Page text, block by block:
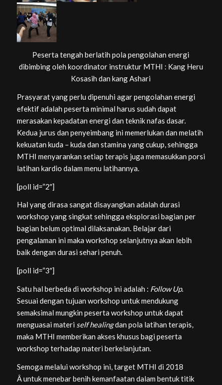
Peserta tengah berlatih pola pengolahan energi
dibimbing oleh koordinator instruktur MTHI : Kang Heru
Kosasih dan kang Ashari
Prasyarat yang perlu dipenuhi agar pengolahan energi
efektif adalah peserta minimal harus sudah dapat
merasakan kepadatan energi dan teknik nafas dasar.
Kedua jurus dan penyeimbang ini memerlukan dan melatih
kekuatan kuda – kuda dan stamina yang cukup, sehingga
MTHI menyarankan setiap terapis juga memasukkan porsi
latihan kardio dalam menu latihannya.
[poll id=”2″]
Hal yang dirasa sangat disayangkan adalah durasi
workshop yang singkat sehingga eksplorasi bagian per
bagian belum optimal dilaksanakan. Belajar dari
pengalaman ini maka workshop selanjutnya akan lebih
baik dengan durasi sehari penuh.
[poll id=”3″]
Satu hal berbeda di workshop ini adalah : Follow Up.
Sesuai dengan tujuan workshop untuk mendukung
semaksimal mungkin peserta workshop untuk dapat
menguasai materi self healingdan pola latihan terapis,
maka MTHI memberikan akses khusus bagi peserta
workshop terhadap materi berkelanjutan.
Semoga melalui workshop ini, target MTHI di 2018
Â untuk menebar benih kemanfaatan dalam bentuk titik